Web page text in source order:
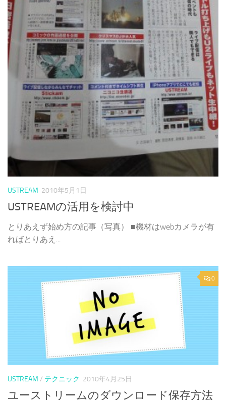
USTREAM 2010年5月1日
USTREAMの活用を検討中
とりあえず始め方の記事（写真） ■機材はwebカメラが有
ればとりあえ...
0
USTREAM / テクニック 2010年4月25日
ユーストリームのダウンロード保存方法